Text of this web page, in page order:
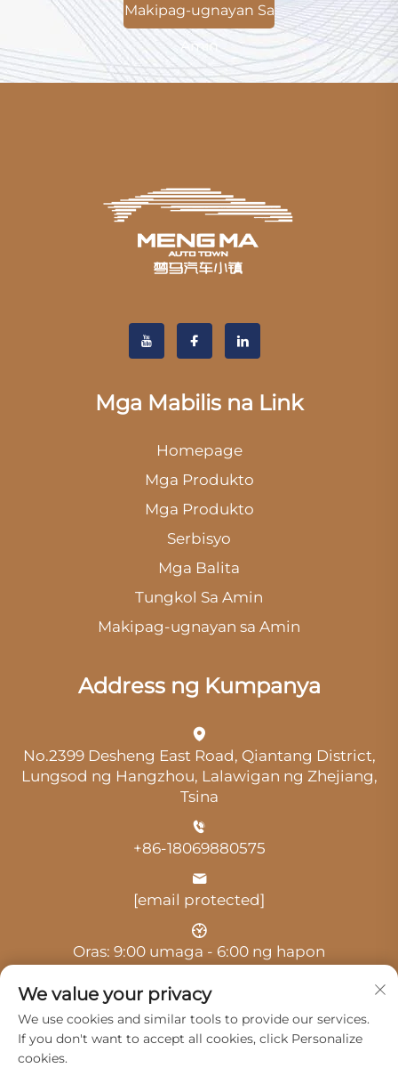
Makipag-ugnayan Sa
Amin
Mga Mabilis na Link
Homepage
Mga Produkto
Mga Produkto
Serbisyo
Mga Balita
Tungkol Sa Amin
Makipag-ugnayan sa Amin
Address ng Kumpanya
No.2399 Desheng East Road, Qiantang District,
Lungsod ng Hangzhou, Lalawigan ng Zhejiang,
Tsina
+86-18069880575
[email protected]
Oras: 9:00 umaga - 6:00 ng hapon
We value your privacy
We use cookies and similar tools to provide our services.
If you don't want to accept all cookies, click Personalize
cookies.